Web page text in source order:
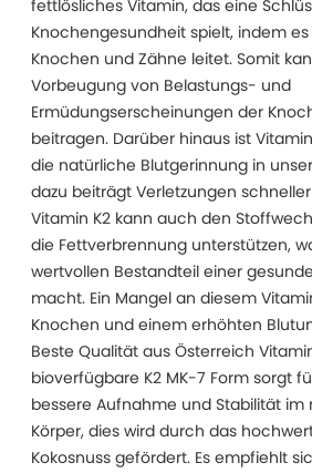
fettlösliches Vitamin, das eine
Knochengesundheit spielt, indem es
Knochen und Zähne leitet. Somit
Vorbeugung von Belastungs- und
Ermüdungserscheinungen der
beitragen. Darüber hinaus ist
die natürliche Blutgerinnung in
dazu beiträgt Verletzungen
Vitamin K2 kann auch den
die Fettverbrennung unterstützen,
wertvollen Bestandteil einer
macht. Ein Mangel an diesem
Knochen und einem erhöhten
Beste Qualität aus Österreich
bioverfügbare K2 MK-7 Form sorgt
bessere Aufnahme und Stabilität
Körper, dies wird durch das
Kokosnuss gefördert. Es empfiehlt